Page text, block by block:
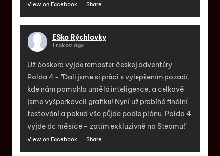
View on Facebook · Share
ESko Rýchlovky
1 rokov ago
Už čoskoro vyjde remaster českej adventúry
Polda 4 - "Dali jsme si práci s vylepšením pozadí,
kde nám pomohla umělá inteligence, a celkově
jsme vyšperkovali grafiku! Nyní už probíhá finální
testování a pokud vše půjde podle plánu, Polda 4
vyjde do měsíce – zatím exkluzivně na Steamu!"
View on Facebook · Share